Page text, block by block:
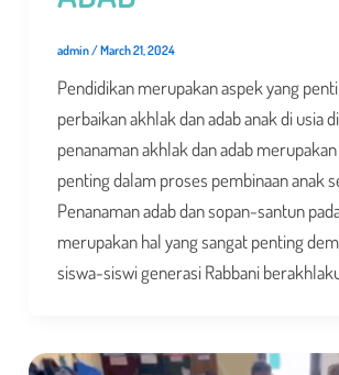
admin/March 21, 2024
Pendidikan merupakan aspek yang
perbaikan akhlak dan adab anak di usia
penanaman akhlak dan adab
penting dalam proses pembinaan anak
Penanaman adab dan sopan-santun
merupakan hal yang sangat penting
siswa-siswi generasi Rabbani